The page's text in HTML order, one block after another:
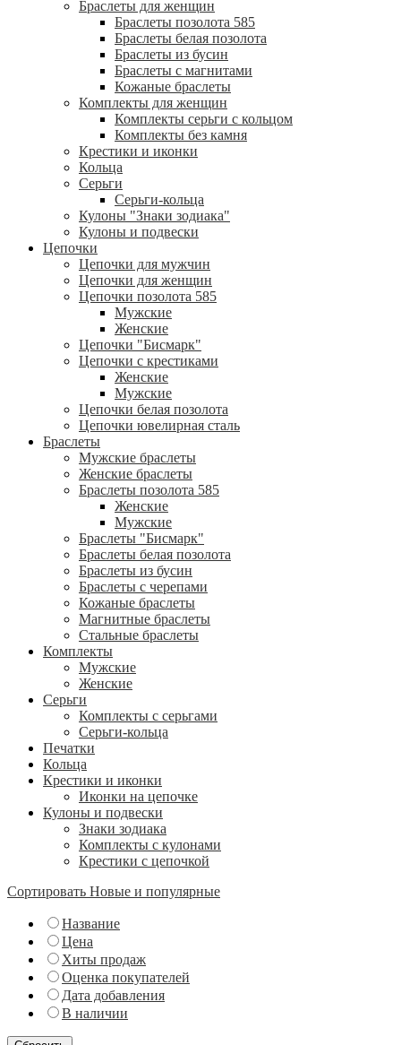
Браслеты для женщин
Браслеты позолота 585
Браслеты белая позолота
Браслеты из бусин
Браслеты с магнитами
Кожаные браслеты
Комплекты для женщин
Комплекты серьги с кольцом
Комплекты без камня
Крестики и иконки
Кольца
Серьги
Серьги-кольца
Кулоны "Знаки зодиака"
Кулоны и подвески
Цепочки
Цепочки для мужчин
Цепочки для женщин
Цепочки позолота 585
Мужские
Женские
Цепочки "Бисмарк"
Цепочки с крестиками
Женские
Мужские
Цепочки белая позолота
Цепочки ювелирная сталь
Браслеты
Мужские браслеты
Женские браслеты
Браслеты позолота 585
Женские
Мужские
Браслеты "Бисмарк"
Браслеты белая позолота
Браслеты из бусин
Браслеты с черепами
Кожаные браслеты
Магнитные браслеты
Стальные браслеты
Комплекты
Мужские
Женские
Серьги
Комплекты с серьгами
Серьги-кольца
Печатки
Кольца
Крестики и иконки
Иконки на цепочке
Кулоны и подвески
Знаки зодиака
Комплекты с кулонами
Крестики с цепочкой
Сортировать Новые и популярные
Название
Цена
Хиты продаж
Оценка покупателей
Дата добавления
В наличии